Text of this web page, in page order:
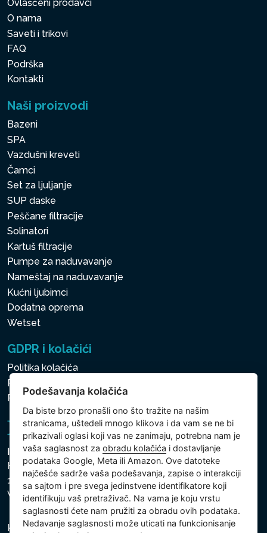
Ovlašćeni prodavci
O nama
Saveti i trikovi
FAQ
Podrška
Kontakti
Naši proizvodi
Bazeni
SPA
Vazdušni kreveti
Čamci
Set za ljuljanje
SUP daske
Peščane filtracije
Solinatori
Kartuš filtracije
Pumpe za naduvavanje
Nameštaj na naduvavanje
Kućni ljubimci
Dodatna oprema
Wetset
GDPR i kolačići
Politika kolačića
Politika zaštite ličnih i drugih obrađivanih podataka
Politika kolačića
Intex Trading, s.r.o.
Hradecká 2526/3
130 00 Praha 3
Vinohrady - Česká republika
Kompanija je registrovana u Opštinskom sudu u Pragu,
Podešavanja kolačića
Da biste brzo pronašli ono što tražite na našim
stranicama, uštedeli mnogo klikova i da vam se ne bi
prikazivali oglasi koji vas ne zanimaju, potrebna nam je
vaša saglasnost zaobradu kolačića i dostavljanje
podataka Google, Meta ili Amazon. Ove datoteke
najčešće sadrže vaša podešavanja, zapise o interakciji
sa sajtom i pre svega jedinstvene identifikatore koji
identifikuju vaš pretraživač. Na vama je koju vrstu
saglasnosti ćete nam pružiti za obradu ovih podataka.
Nedavanje saglasnosti može uticati na funkcionisanje